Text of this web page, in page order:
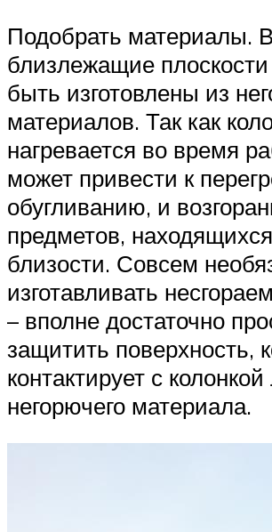
Подобрать материалы.
близлежащие
быть изготовлены из
материалов. Так как
нагревается во время
может привести к
обугливанию, и
предметов,
близости. Совсем
изготавливать
– вполне достаточно
защитить поверхность,
контактирует с
негорючего материала.